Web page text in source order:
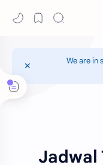
We are in
Jadwal